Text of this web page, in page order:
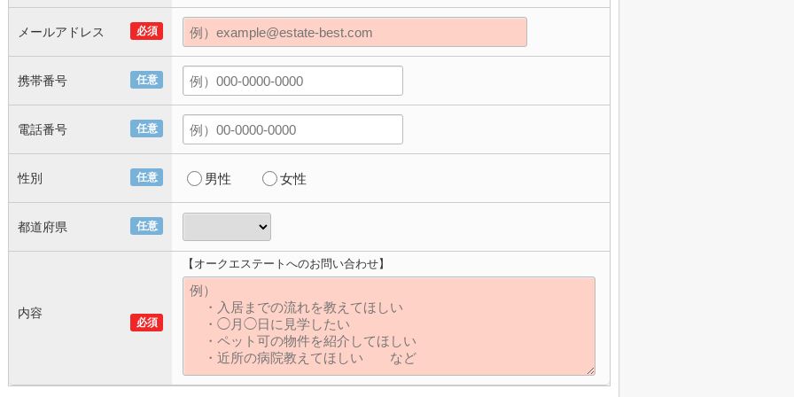
必須
メールアドレス
任意
携帯番号
任意
電話番号
任意
性別 男性 女性
任意
都道府県
必須
内容
【オークエステートへのお問い合わせ】